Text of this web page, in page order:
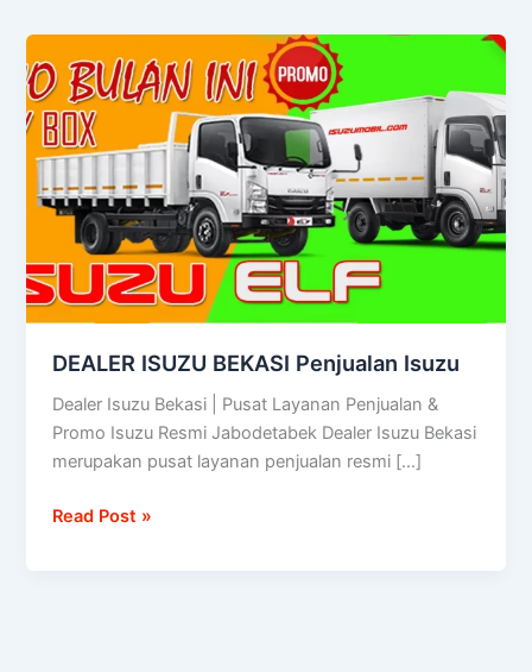
DEALER ISUZU BEKASI Penjualan Isuzu
Dealer Isuzu Bekasi | Pusat Layanan Penjualan &
Promo Isuzu Resmi Jabodetabek Dealer Isuzu Bekasi
merupakan pusat layanan penjualan resmi […]
ISUZU
BEKASI
Penjualan
Isuzu
Read Post »